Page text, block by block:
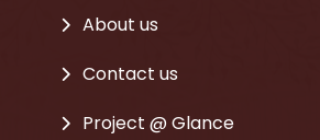
About us
Contact us
Project @ Glance